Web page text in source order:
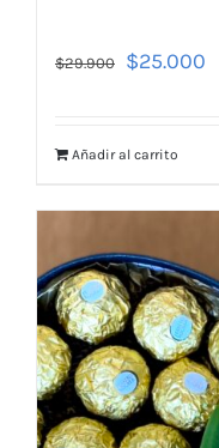
$29.900 $25.000
Añadir al carrito